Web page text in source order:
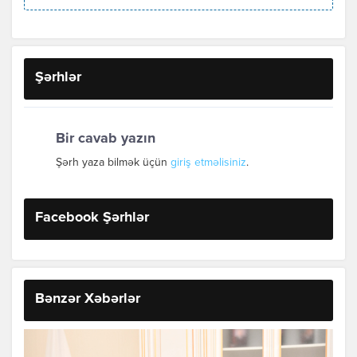
Şərhlər
Bir cavab yazın
Şərh yaza bilmək üçün giriş etməlisiniz.
Facebook Şərhlər
Bənzər Xəbərlər